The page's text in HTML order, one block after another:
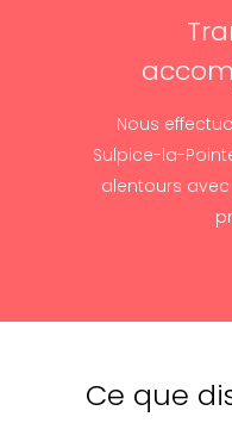
Nous
Sulpice-la-
alentours
Ce que